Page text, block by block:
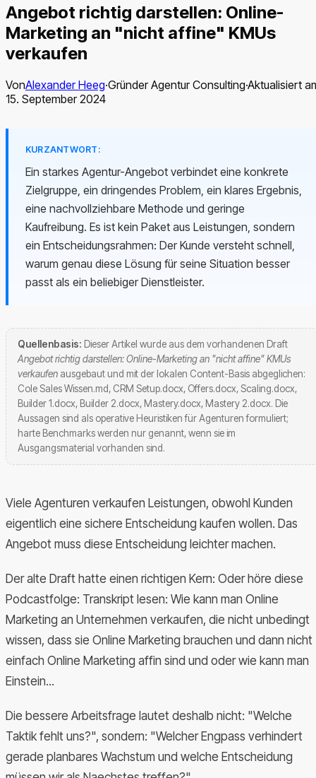
Angebot richtig darstellen: Online-
Marketing an "nicht affine" KMUs
verkaufen
VonAlexander Heeg·Gründer Agentur Consulting·Aktualisiert
15. September 2024
KURZANTWORT:
Ein starkes Agentur-Angebot verbindet eine konkrete
Zielgruppe, ein dringendes Problem, ein klares Ergebnis,
eine nachvollziehbare Methode und geringe
Kaufreibung. Es ist kein Paket aus Leistungen, sondern
ein Entscheidungsrahmen: Der Kunde versteht schnell,
warum genau diese Lösung für seine Situation besser
passt als ein beliebiger Dienstleister.
Quellenbasis: Dieser Artikel wurde aus dem vorhandenen Draft
Angebot richtig darstellen: Online-Marketing an "nicht affine" KMUs
verkaufen ausgebaut und mit der lokalen Content-Basis abgeglichen:
Cole Sales Wissen.md, CRM Setup.docx, Offers.docx, Scaling.docx,
Builder 1.docx, Builder 2.docx, Mastery.docx, Mastery 2.docx. Die
Aussagen sind als operative Heuristiken für Agenturen formuliert;
harte Benchmarks werden nur genannt, wenn sie im
Ausgangsmaterial vorhanden sind.
Viele Agenturen verkaufen Leistungen, obwohl Kunden
eigentlich eine sichere Entscheidung kaufen wollen. Das
Angebot muss diese Entscheidung leichter machen.
Der alte Draft hatte einen richtigen Kern: Oder höre diese
Podcastfolge: Transkript lesen: Wie kann man Online
Marketing an Unternehmen verkaufen, die nicht unbedingt
wissen, dass sie Online Marketing brauchen und dann nicht
einfach Online Marketing affin sind und oder wie kann man
Einstein...
Die bessere Arbeitsfrage lautet deshalb nicht: "Welche
Taktik fehlt uns?", sondern: "Welcher Engpass verhindert
gerade planbares Wachstum und welche Entscheidung